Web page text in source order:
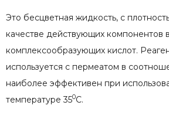
Это бесцветная жидкость, с
качестве действующих компонентов
комплексообразующих кислот.
используется с пермеатом в
наиболее эффективен при
температуре 350С.